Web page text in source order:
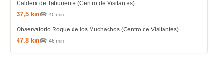
Caldera de Taburiente (Centro de Visitantes)
37,5 km 40 min
Observatorio Roque de los Muchachos (Centro de Visitantes)
47,8 km 46 min